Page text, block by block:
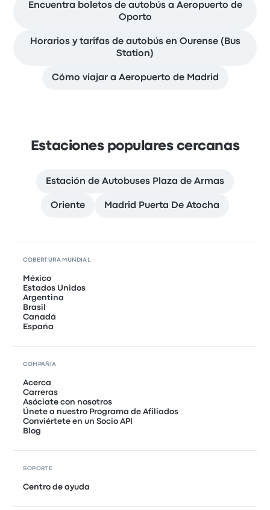
Encuentra boletos de autobús a Aeropuerto de
Oporto
Horarios y tarifas de autobús en Ourense (Bus
Station)
Cómo viajar a Aeropuerto de Madrid
Estaciones populares cercanas
Estación de Autobuses Plaza de Armas
Oriente Madrid Puerta De Atocha
COBERTURA MUNDIAL
México
Estados Unidos
Argentina
Brasil
Canadá
España
COMPAÑÍA
Acerca
Carreras
Asóciate con nosotros
Únete a nuestro Programa de Afiliados
Conviértete en un Socio API
Blog
SOPORTE
Centro de ayuda